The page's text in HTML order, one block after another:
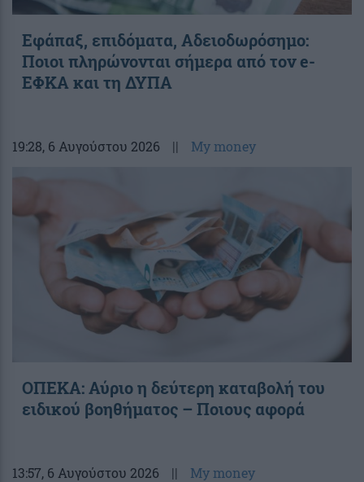
Εφάπαξ, επιδόματα, Αδειοδωρόσημο:
Ποιοι πληρώνονται σήμερα από τον e-
ΕΦΚΑ και τη ΔΥΠΑ
19:28, 6 Αυγούστου 2026 || My money
ΟΠΕΚΑ: Αύριο η δεύτερη καταβολή του
ειδικού βοηθήματος – Ποιους αφορά
13:57, 6 Αυγούστου 2026 || My money